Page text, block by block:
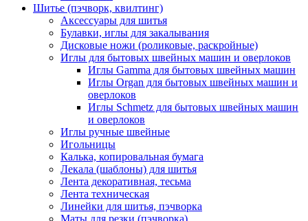
Шитье (пэчворк, квилтинг)
Аксессуары для шитья
Булавки, иглы для закалывания
Дисковые ножи (роликовые, раскройные)
Иглы для бытовых швейных машин и оверлоков
Иглы Gamma для бытовых швейных машин
Иглы Organ для бытовых швейных машин и
оверлоков
Иглы Schmetz для бытовых швейных машин
и оверлоков
Иглы ручные швейные
Игольницы
Калька, копировальная бумага
Лекала (шаблоны) для шитья
Лента декоративная, тесьма
Лента техническая
Линейки для шитья, пэчворка
Маты для резки (пэчворка)